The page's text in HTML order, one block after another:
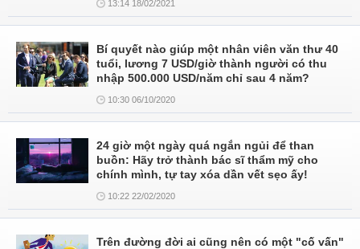
13:14 18/02/2021
Bí quyết nào giúp một nhân viên văn thư 40
tuổi, lương 7 USD/giờ thành người có thu
nhập 500.000 USD/năm chỉ sau 4 năm?
10:30 06/10/2020
24 giờ một ngày quá ngắn ngủi để than
buồn: Hãy trở thành bác sĩ thẩm mỹ cho
chính mình, tự tay xóa dần vết sẹo ấy!
10:22 22/02/2020
Trên đường đời ai cũng nên có một "cố vấn"